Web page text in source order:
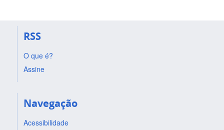
RSS
O que é?
Assine
Navegação
Acessibilidade